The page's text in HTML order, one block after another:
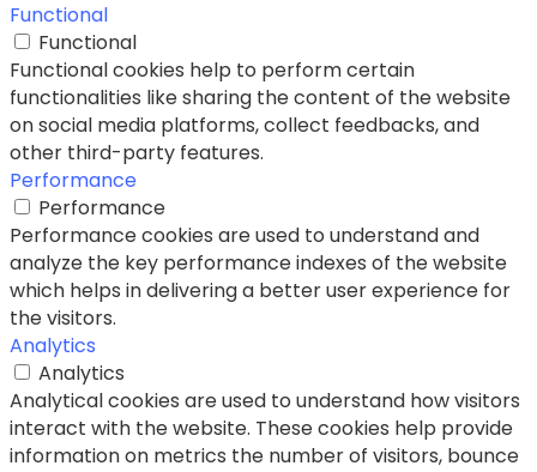
Functional
Functional
Functional cookies help to perform certain
functionalities like sharing the content of the website
on social media platforms, collect feedbacks, and
other third-party features.
Performance
Performance
Performance cookies are used to understand and
analyze the key performance indexes of the website
which helps in delivering a better user experience for
the visitors.
Analytics
Analytics
Analytical cookies are used to understand how visitors
interact with the website. These cookies help provide
information on metrics the number of visitors, bounce